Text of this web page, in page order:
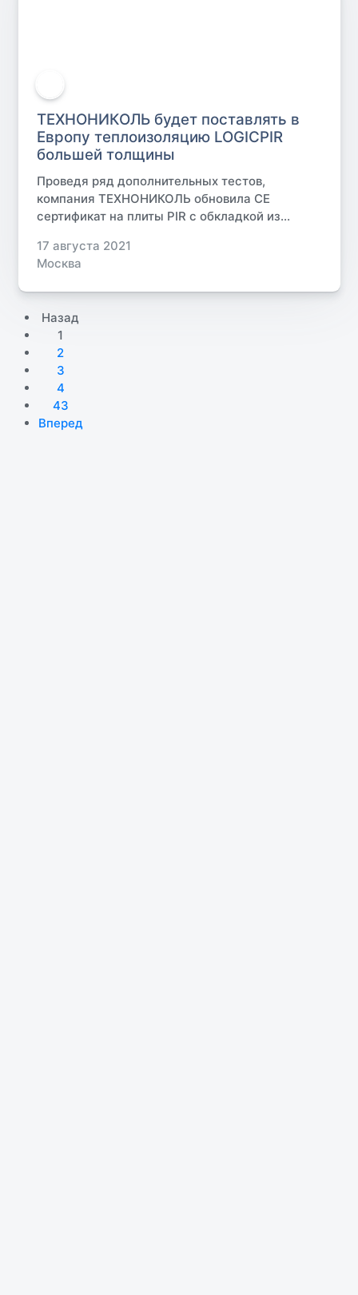
ТЕХНОНИКОЛЬ будет поставлять в
Европу теплоизоляцию LOGICPIR
большей толщины
Проведя ряд дополнительных тестов,
компания ТЕХНОНИКОЛЬ обновила СЕ
сертификат на плиты PIR с обкладкой из...
17 августа 2021
Москва
Назад
1
2
3
4
43
Вперед